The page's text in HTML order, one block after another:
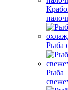
Рыба
Рыба